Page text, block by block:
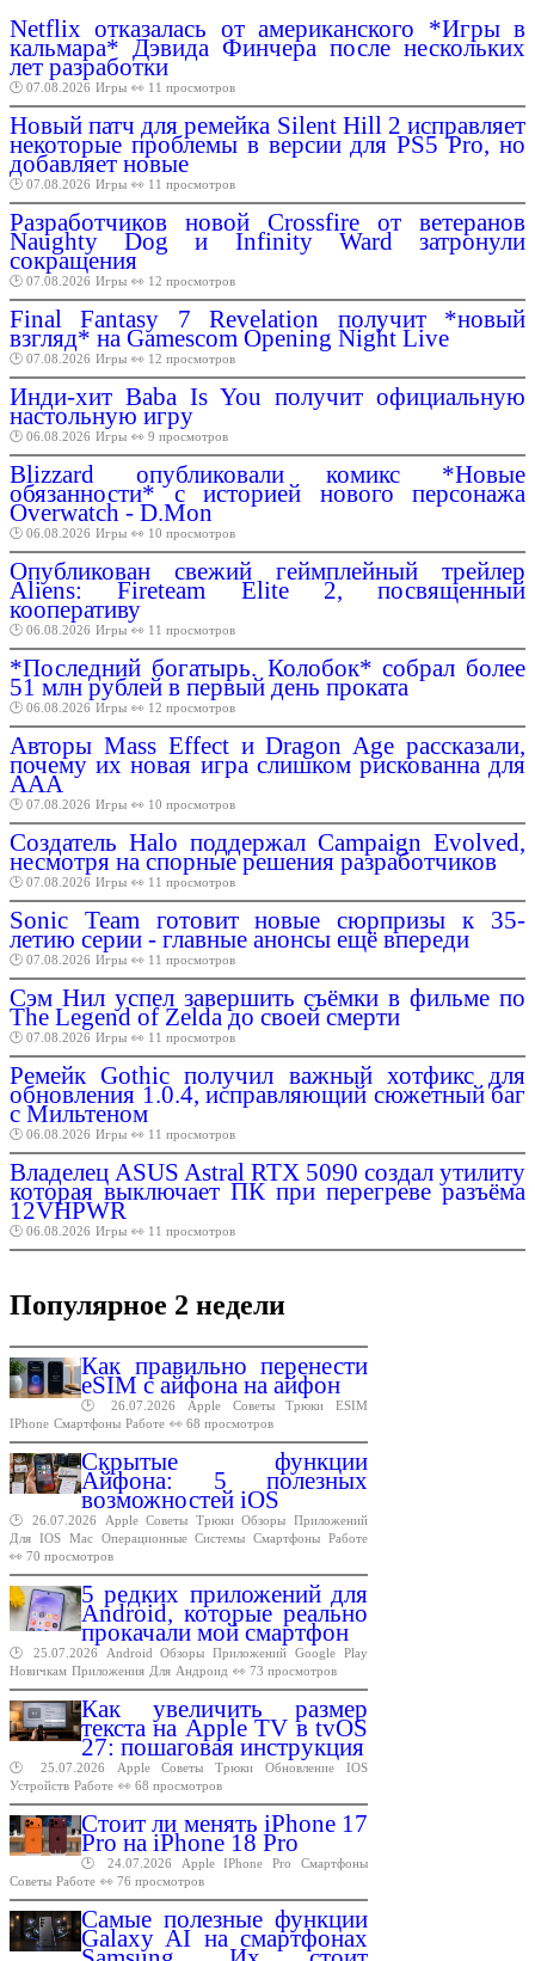
Netflix отказалась от американского *Игры в
кальмара* Дэвида Финчера после нескольких
лет разработки
🕑 07.08.2026 Игры 👀 11 просмотров
Новый патч для ремейка Silent Hill 2 исправляет
некоторые проблемы в версии для PS5 Pro, но
добавляет новые
🕑 07.08.2026 Игры 👀 11 просмотров
Разработчиков новой Crossfire от ветеранов
Naughty Dog и Infinity Ward затронули
сокращения
🕑 07.08.2026 Игры 👀 12 просмотров
Final Fantasy 7 Revelation получит *новый
взгляд* на Gamescom Opening Night Live
🕑 07.08.2026 Игры 👀 12 просмотров
Инди-хит Baba Is You получит официальную
настольную игру
🕑 06.08.2026 Игры 👀 9 просмотров
Blizzard опубликовали комикс *Новые
обязанности* c историей нового персонажа
Overwatch - D.Mon
🕑 06.08.2026 Игры 👀 10 просмотров
Опубликован свежий геймплейный трейлер
Aliens: Fireteam Elite 2, посвященный
кооперативу
🕑 06.08.2026 Игры 👀 11 просмотров
*Последний богатырь. Колобок* собрал более
51 млн рублей в первый день проката
🕑 06.08.2026 Игры 👀 12 просмотров
Авторы Mass Effect и Dragon Age рассказали,
почему их новая игра слишком рискованна для
AAA
🕑 07.08.2026 Игры 👀 10 просмотров
Создатель Halo поддержал Campaign Evolved,
несмотря на спорные решения разработчиков
🕑 07.08.2026 Игры 👀 11 просмотров
Sonic Team готовит новые сюрпризы к 35-
летию серии - главные анонсы ещё впереди
🕑 07.08.2026 Игры 👀 11 просмотров
Сэм Нил успел завершить съёмки в фильме по
The Legend of Zelda до своей смерти
🕑 07.08.2026 Игры 👀 11 просмотров
Ремейк Gothic получил важный хотфикс для
обновления 1.0.4, исправляющий сюжетный баг
с Мильтеном
🕑 06.08.2026 Игры 👀 11 просмотров
Владелец ASUS Astral RTX 5090 создал утилиту
которая выключает ПК при перегреве разъёма
12VHPWR
🕑 06.08.2026 Игры 👀 11 просмотров
Популярное 2 недели
Как правильно перенести
eSIM с айфона на айфон
🕑 26.07.2026 Apple Советы Трюки
ESIM
IPhone Смартфоны Работе 👀 68 просмотров
Скрытые функции
Айфона: 5 полезных
возможностей iOS
🕑 26.07.2026 Apple Советы Трюки Обзоры Приложений
Для IOS Mac Операционные Системы Смартфоны Работе
👀 70 просмотров
5 редких приложений для
Android, которые реально
прокачали мой смартфон
🕑 25.07.2026 Android Обзоры Приложений Google Play
Новичкам Приложения Для Андроид 👀 73 просмотров
Как увеличить размер
текста на Apple TV в tvOS
27: пошаговая инструкция
🕑 25.07.2026 Apple Советы Трюки Обновление
IOS
Устройств Работе 👀 68 просмотров
Стоит ли менять iPhone 17
Pro на iPhone 18 Pro
🕑 24.07.2026 Apple IPhone Pro
Смартфоны
Советы Работе 👀 76 просмотров
Самые полезные функции
Galaxy AI на смартфонах